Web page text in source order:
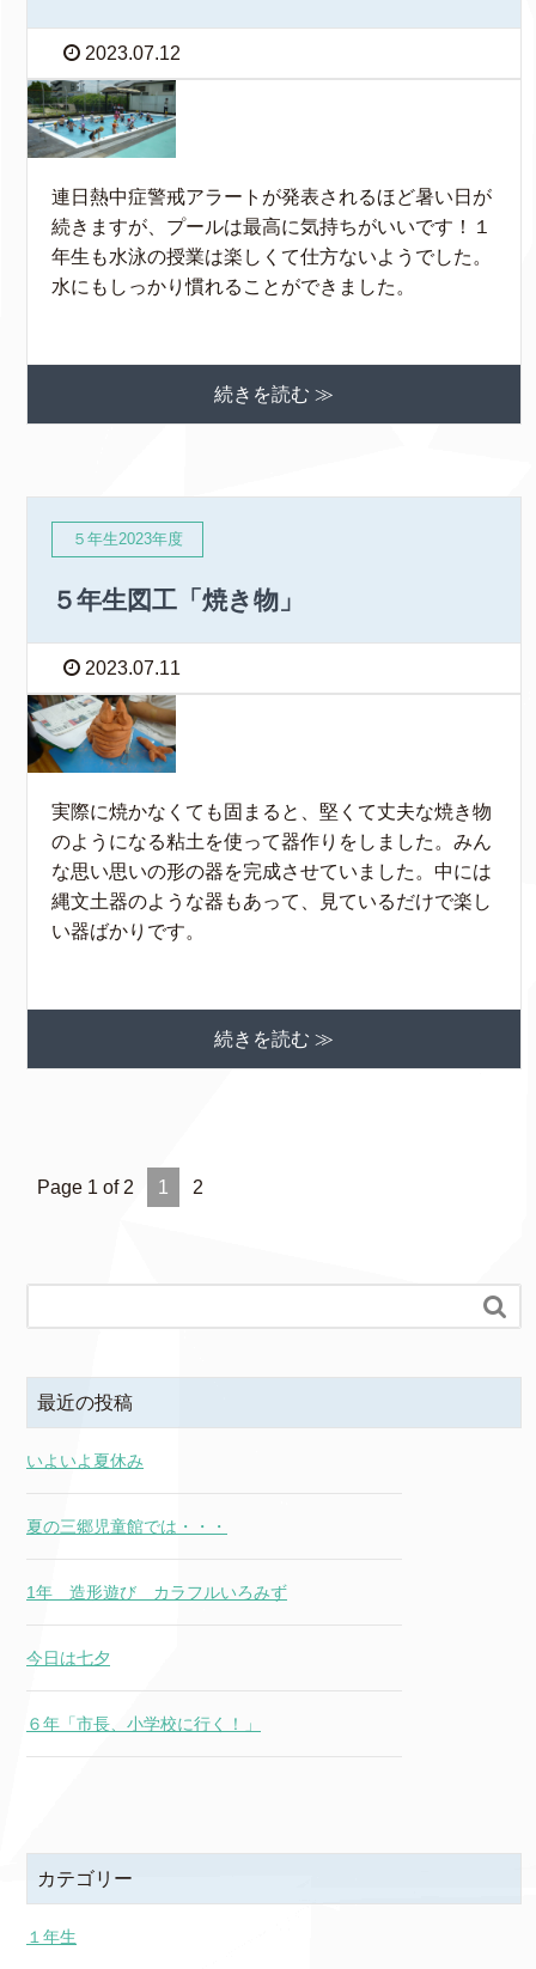
2023.07.12
連日熱中症警戒アラートが発表されるほど暑い日が
続きますが、プールは最高に気持ちがいいです！１
年生も水泳の授業は楽しくて仕方ないようでした。
水にもしっかり慣れることができました。
続きを読む ≫
５年生2023年度
５年生図工「焼き物」
2023.07.11
実際に焼かなくても固まると、堅くて丈夫な焼き物
のようになる粘土を使って器作りをしました。みん
な思い思いの形の器を完成させていました。中には
縄文土器のような器もあって、見ているだけで楽し
い器ばかりです。
続きを読む ≫
Page 1 of 2 1 2

最近の投稿
いよいよ夏休み
夏の三郷児童館では・・・
1年 造形遊び カラフルいろみず
今日は七夕
６年「市長、小学校に行く！」
カテゴリー
１年生